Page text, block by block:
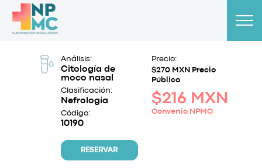
Análisis:
Citología de
moco nasal
Clasificación:
Nefrología
Código:
10190
RESERVAR
Precio:
$270 MXN Precio
Público
$216 MXN
Convenio NPMC